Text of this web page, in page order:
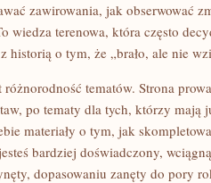
zawirowania, jak obserwować
wiedza terenowa, która często
o tym, że „brało, ale nie
tematów. Strona
po tematy dla tych, którzy mają
materiały o tym, jak
bardziej doświadczony,
dopasowaniu zanęty do pory